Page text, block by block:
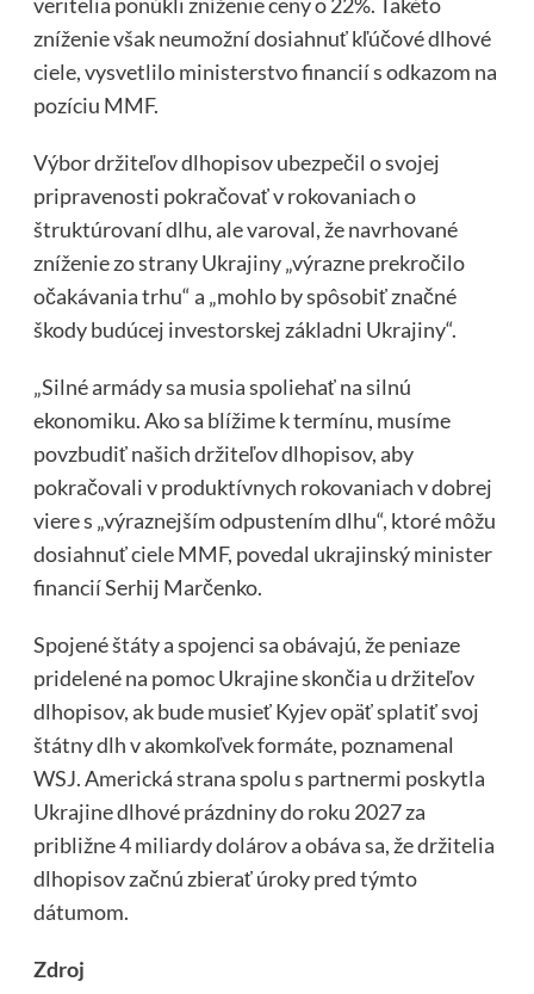
zníženie však neumožní dosiahnuť kľúčové dlhové
ciele, vysvetlilo ministerstvo financií s odkazom na
pozíciu MMF.
Výbor držiteľov dlhopisov ubezpečil o svojej
pripravenosti pokračovať v rokovaniach o
štruktúrovaní dlhu, ale varoval, že navrhované
zníženie zo strany Ukrajiny „výrazne prekročilo
očakávania trhu“ a „mohlo by spôsobiť značné
škody budúcej investorskej základni Ukrajiny“.
„Silné armády sa musia spoliehať na silnú
ekonomiku. Ako sa blížime k termínu, musíme
povzbudiť našich držiteľov dlhopisov, aby
pokračovali v produktívnych rokovaniach v dobrej
viere s „výraznejším odpustením dlhu“, ktoré môžu
dosiahnuť ciele MMF, povedal ukrajinský minister
financií Serhij Marčenko.
Spojené štáty a spojenci sa obávajú, že peniaze
pridelené na pomoc Ukrajine skončia u držiteľov
dlhopisov, ak bude musieť Kyjev opäť splatiť svoj
štátny dlh v akomkoľvek formáte, poznamenal
WSJ. Americká strana spolu s partnermi poskytla
Ukrajine dlhové prázdniny do roku 2027 za
približne 4 miliardy dolárov a obáva sa, že držitelia
dlhopisov začnú zbierať úroky pred týmto
dátumom.
Zdroj